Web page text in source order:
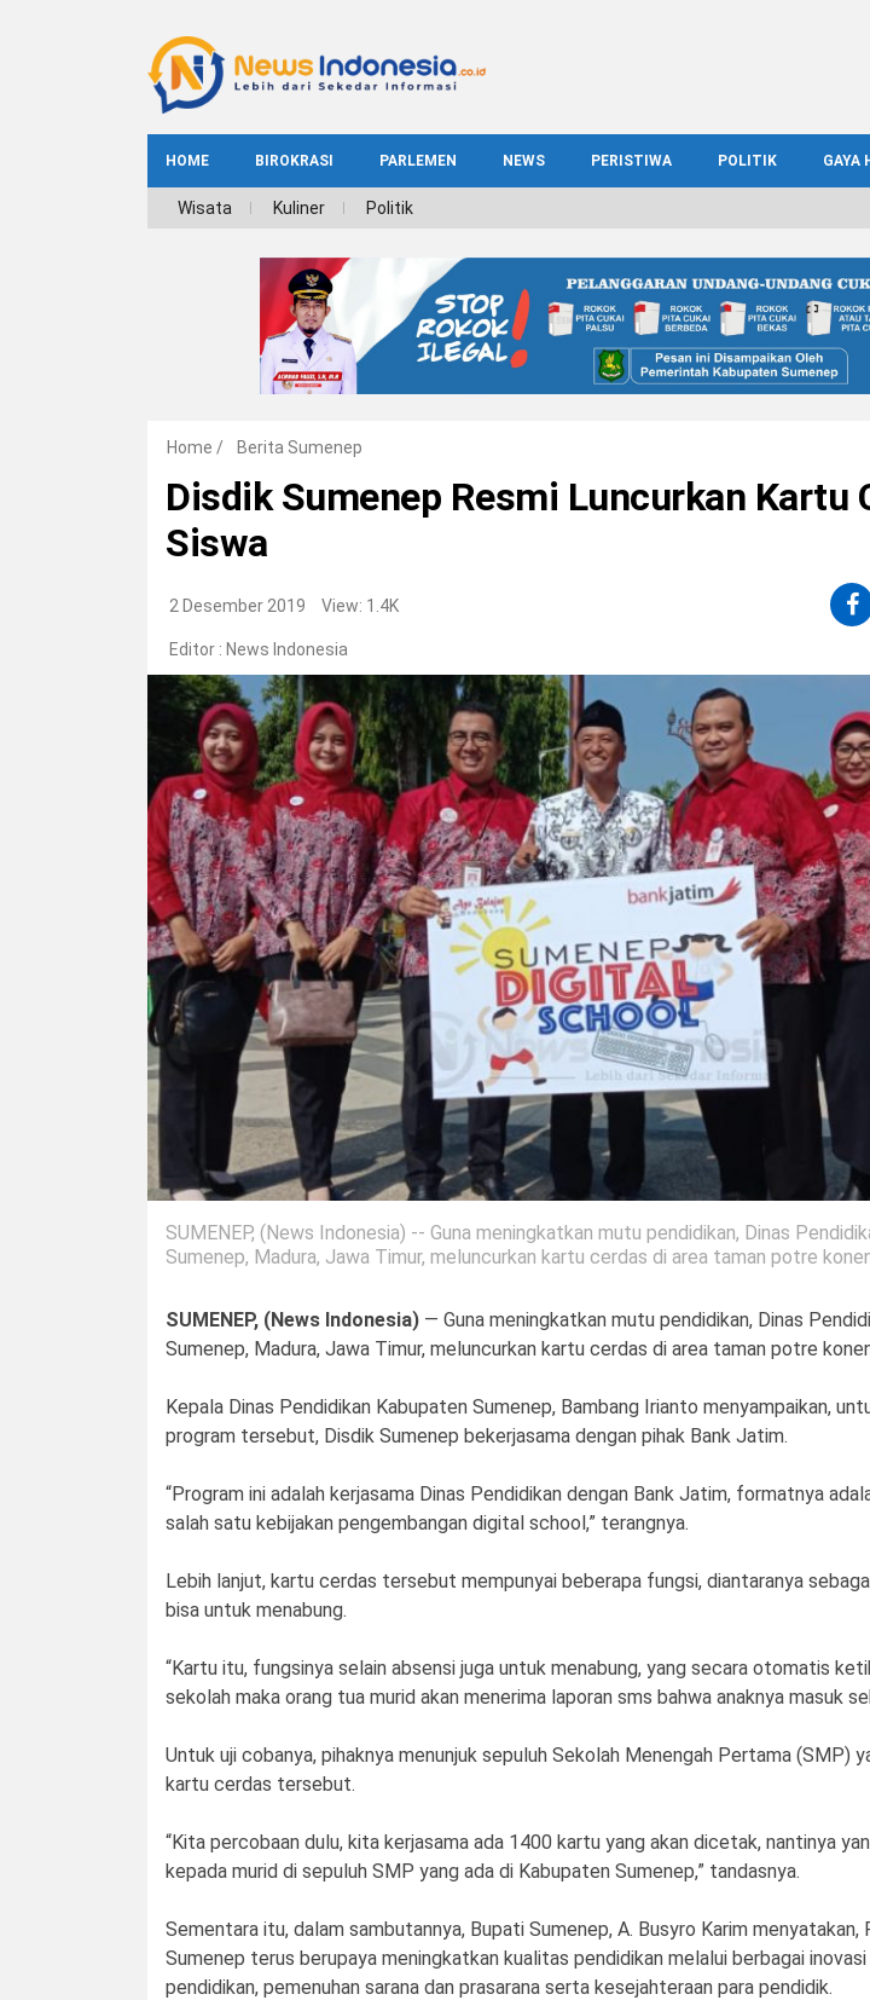
HOME BIROKRASI PARLEMEN NEWS PERISTIWA POLITIK GAYA
INDEKS BIROKRASI
Wisata Kuliner Politik
Home / Berita Sumenep
Disdik Sumenep Resmi Luncurkan Kartu
Siswa
2 Desember 2019 View: 1.4K
Editor : News Indonesia
SUMENEP, (News Indonesia) -- Guna meningkatkan mutu pendidikan, Dinas
Sumenep, Madura, Jawa Timur, meluncurkan kartu cerdas di area taman potre
SUMENEP, (News Indonesia) — Guna meningkatkan mutu pendidikan, Dinas
Sumenep, Madura, Jawa Timur, meluncurkan kartu cerdas di area taman potre
Kepala Dinas Pendidikan Kabupaten Sumenep, Bambang Irianto menyampaikan,
program tersebut, Disdik Sumenep bekerjasama dengan pihak Bank Jatim.
“Program ini adalah kerjasama Dinas Pendidikan dengan Bank Jatim, formatnya
salah satu kebijakan pengembangan digital school,” terangnya.
Lebih lanjut, kartu cerdas tersebut mempunyai beberapa fungsi, diantaranya
bisa untuk menabung.
“Kartu itu, fungsinya selain absensi juga untuk menabung, yang secara otomatis
sekolah maka orang tua murid akan menerima laporan sms bahwa anaknya masuk
Untuk uji cobanya, pihaknya menunjuk sepuluh Sekolah Menengah Pertama (SMP)
kartu cerdas tersebut.
“Kita percobaan dulu, kita kerjasama ada 1400 kartu yang akan dicetak, nantinya
kepada murid di sepuluh SMP yang ada di Kabupaten Sumenep,” tandasnya.
Sementara itu, dalam sambutannya, Bupati Sumenep, A. Busyro Karim
Sumenep terus berupaya meningkatkan kualitas pendidikan melalui berbagai
pendidikan, pemenuhan sarana dan prasarana serta kesejahteraan para pendidik.